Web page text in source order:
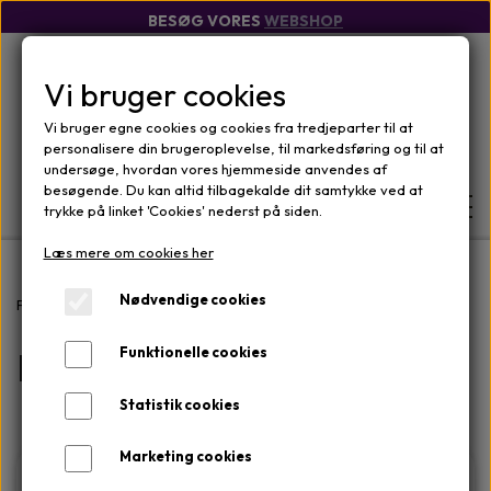
BESØG VORES WEBSHOP
FORSIDE
WEBSHOP
MÆRKER
ANSIGTSPLEJE
OM
OM KLINIKKEN
KONTAKT
Forside Mærker Osmosis Skincare
Facial Tools
Vi bruger cookies
Vi bruger egne cookies og cookies fra tredjeparter til at
personalisere din brugeroplevelse, til markedsføring og til at
undersøge, hvordan vores hjemmeside anvendes af
besøgende. Du kan altid tilbagekalde dit samtykke ved at
trykke på linket 'Cookies' nederst på siden.
Læs mere om cookies her
Nødvendige cookies
Funktionelle cookies
Statistik cookies
Marketing cookies